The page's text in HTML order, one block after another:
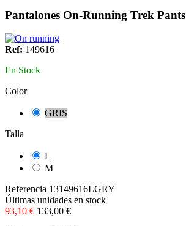
Pantalones On-Running Trek Pants
Ref: 149616
En Stock
Color
GRIS
Talla
L
M
Referencia 13149616LGRY
Últimas unidades en stock
93,10 € 133,00 €